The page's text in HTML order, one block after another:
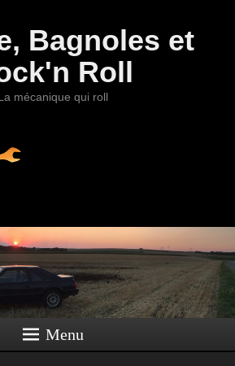
Bagnoles et
Roll
mécanique qui roll
Menu